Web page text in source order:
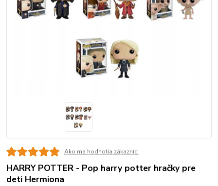
Ako ma hodnotia zákazníci
HARRY POTTER - Pop harry potter hračky pre
deti Hermiona